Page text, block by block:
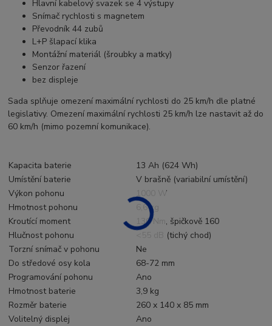
Hlavní kabelový svazek se 4 výstupy
Snímač rychlosti s magnetem
Převodník 44 zubů
L+P šlapací klika
Montážní materiál (šroubky a matky)
Senzor řazení
bez displeje
Sada splňuje omezení maximální rychlosti do 25 km/h dle platné
legislativy. Omezení maximální rychlosti 25 km/h lze nastavit až do
60 km/h (mimo pozemní komunikace).
Kapacita baterie
13 Ah (624 Wh)
Umístění baterie
V brašně (variabilní umístění)
Výkon pohonu
1000 W
Hmotnost pohonu
6,6 kg
Kroutící moment
130 Nm, špičkově 160
Hlučnost pohonu
<55 dB (tichý chod)
Torzní snímač v pohonu
Ne
Do středové osy kola
68-72 mm
Programování pohonu
Ano
Hmotnost baterie
3,9 kg
Rozměr baterie
260 x 140 x 85 mm
Volitelný displej
Ano